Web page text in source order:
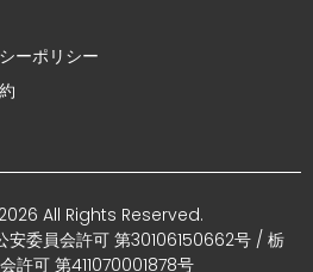
ーポリシー
All Rights Reserved.
安委員会許可 第30106150662号 / 栃
許可 第411070001878号